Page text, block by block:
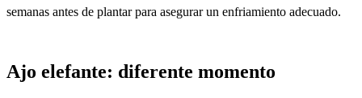
semanas antes de plantar para asegurar un enfriamiento adecuado.
Ajo elefante: diferente momento